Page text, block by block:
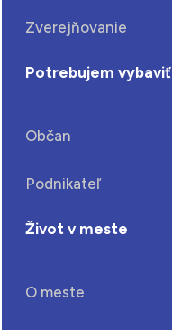
Zverejňovanie
Potrebujem vybaviť
Občan
Podnikateľ
Život v meste
O meste